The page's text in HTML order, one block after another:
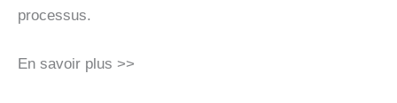
processus.
En savoir plus >>